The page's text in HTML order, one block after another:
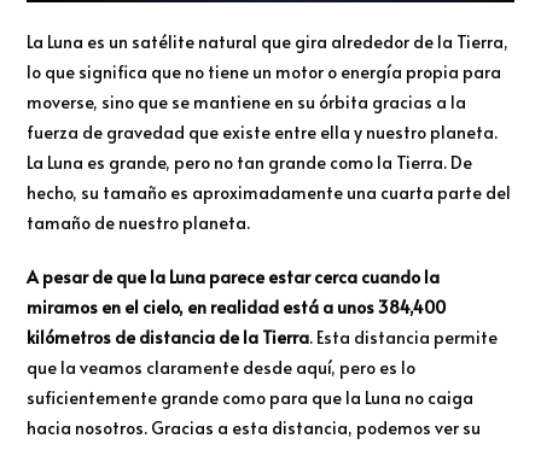
La Luna es un satélite natural que gira alrededor de la Tierra,
lo que significa que no tiene un motor o energía propia para
moverse, sino que se mantiene en su órbita gracias a la
fuerza de gravedad que existe entre ella y nuestro planeta.
La Luna es grande, pero no tan grande como la Tierra. De
hecho, su tamaño es aproximadamente una cuarta parte del
tamaño de nuestro planeta.
A pesar de que la Luna parece estar cerca cuando la
miramos en el cielo, en realidad está a unos 384,400
kilómetros de distancia de la Tierra. Esta distancia permite
que la veamos claramente desde aquí, pero es lo
suficientemente grande como para que la Luna no caiga
hacia nosotros. Gracias a esta distancia, podemos ver su